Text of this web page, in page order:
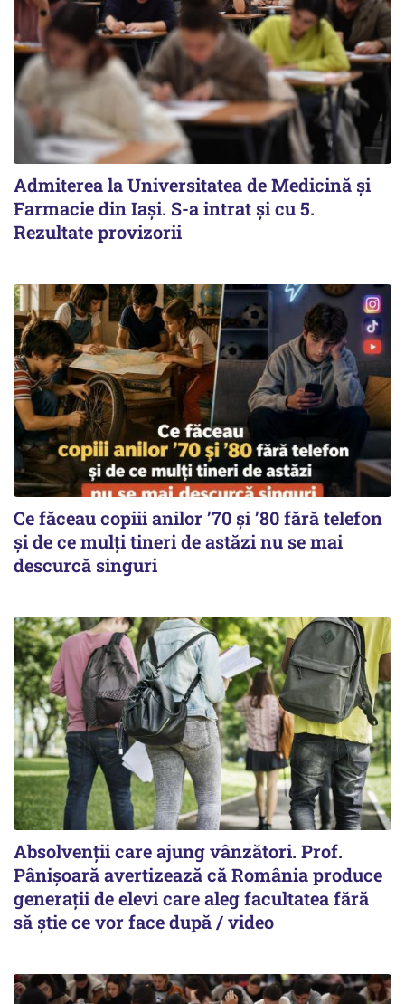
Admiterea la Universitatea de Medicină și
Farmacie din Iași. S-a intrat și cu 5.
Rezultate provizorii
Ce făceau copiii anilor ’70 și ’80 fără telefon
și de ce mulți tineri de astăzi nu se mai
descurcă singuri
Absolvenții care ajung vânzători. Prof.
Pânișoară avertizează că România produce
generații de elevi care aleg facultatea fără
să știe ce vor face după / video